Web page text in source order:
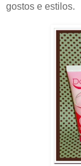
gostos e estilos.